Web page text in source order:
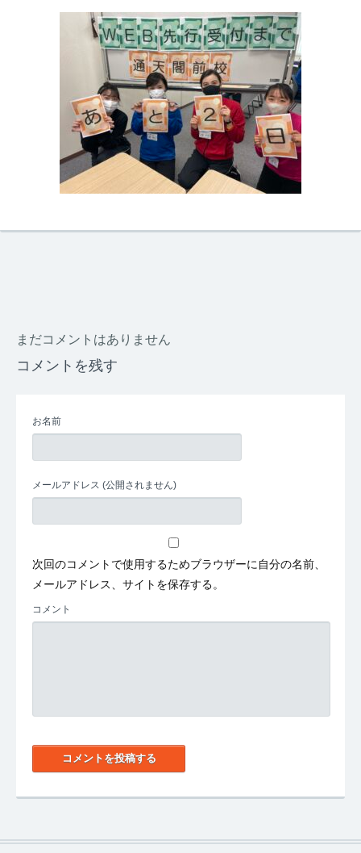
まだコメントはありません
コメントを残す
お名前
メールアドレス (公開されません)
次回のコメントで使用するためブラウザーに自分の名前、
メールアドレス、サイトを保存する。
コメント